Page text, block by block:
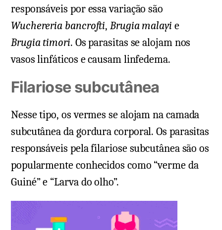
responsáveis por essa variação são
Wuchereria bancrofti,Brugia malayi e
Brugia timori. Os parasitas se alojam nos
vasos linfáticos e causam linfedema.
Filariose subcutânea
Nesse tipo, os vermes se alojam na camada
subcutânea da gordura corporal. Os parasitas
responsáveis pela filariose subcutânea são os
popularmente conhecidos como “verme da
Guiné” e “Larva do olho”.